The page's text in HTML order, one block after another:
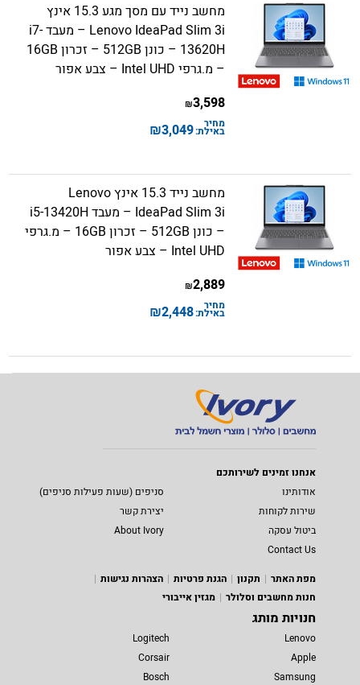
מחשב נייד עם מסך מגע 15.3 אינץ
Lenovo IdeaPad Slim 3i – מעבד i7-
13620H – כונן 512GB – זכרון 16GB
– מ.גרפי Intel UHD – צבע אפור
3,598
₪
מחיר
באילת:3,049
₪
מחשב נייד 15.3 אינץ Lenovo
IdeaPad Slim 3i – מעבד i5-13420H
– כונן 512GB – זכרון 16GB – מ.גרפי
Intel UHD – צבע אפור
2,889
₪
מחיר
באילת:2,448
₪
אנחנו זמינים לשירותכם
אודותינו
סניפים (שעות פעילות סניפים)
שירות לקוחות
יצירת קשר
ביטול עסקה
About Ivory
Contact Us
מפת האתר
תקנון הגנת פרטיות
הצהרות נגישות
חנות מחשבים וסלולר
מגזין אייבורי
חנויות מותג
Lenovo
Apple
Samsung
Logitech
Corsair
Bosch